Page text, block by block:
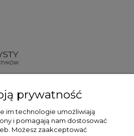
prywatność
im technologie umożliwiają
i pomagają nam dostosować
Możesz zaakceptować